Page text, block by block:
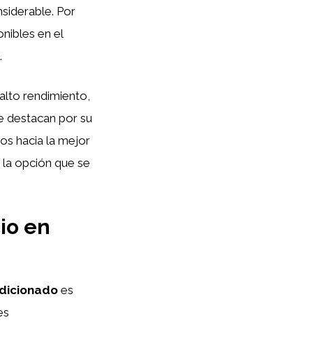
Por
en el
rendimiento,
destacan por su
hacia la mejor
opción que se
en
es